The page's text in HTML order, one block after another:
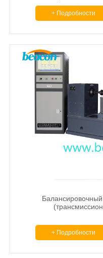
Другой
Машина для сужения труб.
Расточной
+ Подробности
Балансировочный
+ Подробности